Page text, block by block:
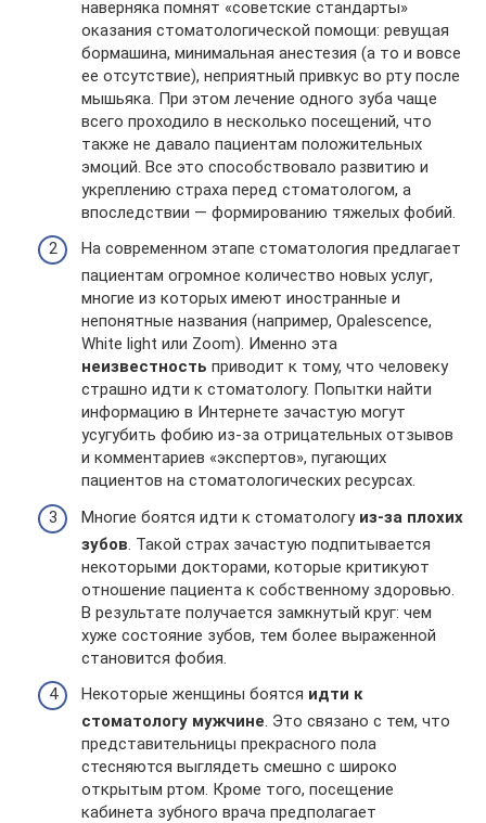
наверняка помнят «советские стандарты»
оказания стоматологической помощи: ревущая
бормашина, минимальная анестезия (а то и вовсе
ее отсутствие), неприятный привкус во рту после
мышьяка. При этом лечение одного зуба чаще
всего проходило в несколько посещений, что
также не давало пациентам положительных
эмоций. Все это способствовало развитию и
укреплению страха перед стоматологом, а
впоследствии — формированию тяжелых фобий.
На современном этапе стоматология предлагает
пациентам огромное количество новых услуг,
многие из которых имеют иностранные и
непонятные названия (например, Opalescence,
White light или Zoom). Именно эта
неизвестность приводит к тому, что человеку
страшно идти к стоматологу. Попытки найти
информацию в Интернете зачастую могут
усугубить фобию из-за отрицательных отзывов
и комментариев «экспертов», пугающих
пациентов на стоматологических ресурсах.
Многие боятся идти к стоматологу из-за плохих
зубов . Такой страх зачастую подпитывается
некоторыми докторами, которые критикуют
отношение пациента к собственному здоровью.
В результате получается замкнутый круг: чем
хуже состояние зубов, тем более выраженной
становится фобия.
Некоторые женщины боятся идти к
стоматологу мужчине. Это связано с тем, что
представительницы прекрасного пола
стесняются выглядеть смешно с широко
открытым ртом. Кроме того, посещение
кабинета зубного врача предполагает